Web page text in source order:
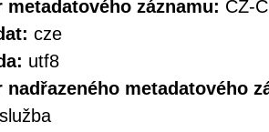
záznamu: CZ-
cze
utf8
metadatového
služba